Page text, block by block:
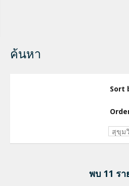
ค้นหา
Sort
พบ 11 รา